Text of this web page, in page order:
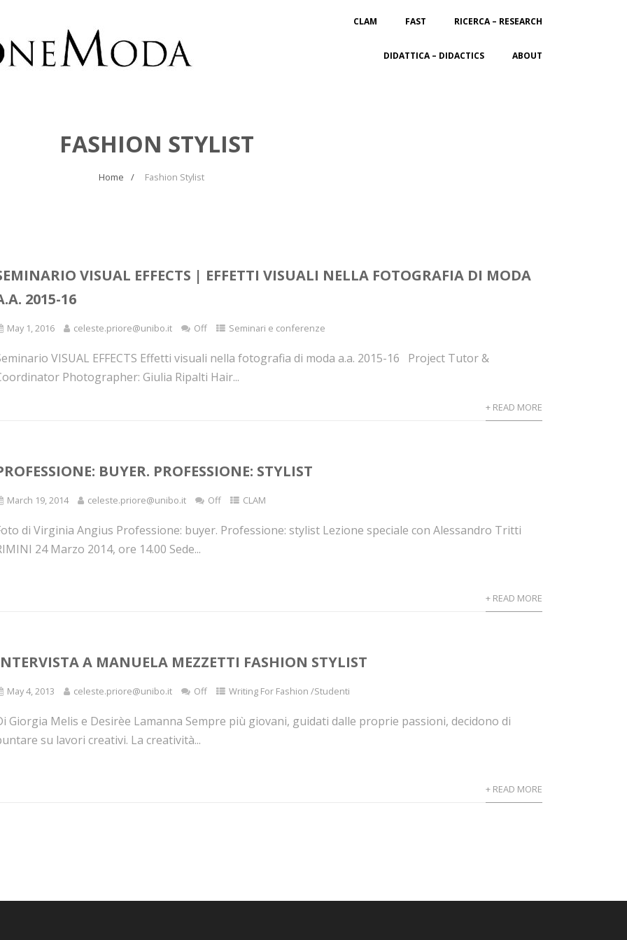
CLAM FAST RICERCA – RESEARCH
DIDATTICA – DIDACTICS ABOUT
FASHION STYLIST
Home Fashion Stylist
VISUAL EFFECTS | EFFETTI VISUALI NELLA FOTOGRAFIA DI MODA
2015-16
May 1, 2016 celeste.priore@unibo.it Off Seminari e conferenze
VISUAL EFFECTS Effetti visuali nella fotografia di moda a.a. 2015-16 Project Tutor &
Photographer: Giulia Ripalti Hair...
+ READ MORE
BUYER. PROFESSIONE: STYLIST
March 19, 2014 celeste.priore@unibo.it Off CLAM
di Virginia Angius Professione: buyer. Professione: stylist Lezione speciale con Alessandro Tritti
24 Marzo 2014, ore 14.00 Sede...
+ READ MORE
A MANUELA MEZZETTI FASHION STYLIST
May 4, 2013 celeste.priore@unibo.it Off Writing For Fashion /Studenti
Giorgia Melis e Desirèe Lamanna Sempre più giovani, guidati dalle proprie passioni, decidono di
su lavori creativi. La creatività...
+ READ MORE